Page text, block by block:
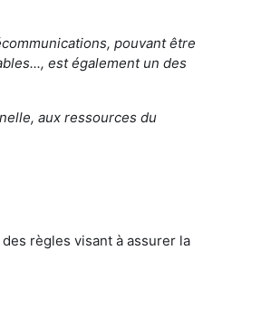
pouvant être
est également un des
aux ressources du
règles visant à assurer la